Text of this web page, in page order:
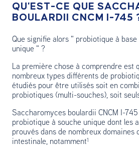
QU'EST-CE QUE
BOULARDII CNCM I-745
Que signifie alors " probiotique à base
unique " ?
La première chose à comprendre est
nombreux types différents de
étudiés pour être utilisés soit en
probiotiques (multi-souches), soit
Saccharomyces boulardii CNCM I-
probiotique à souche unique dont les
prouvés dans de nombreux domaines
intestinale, notamment¹